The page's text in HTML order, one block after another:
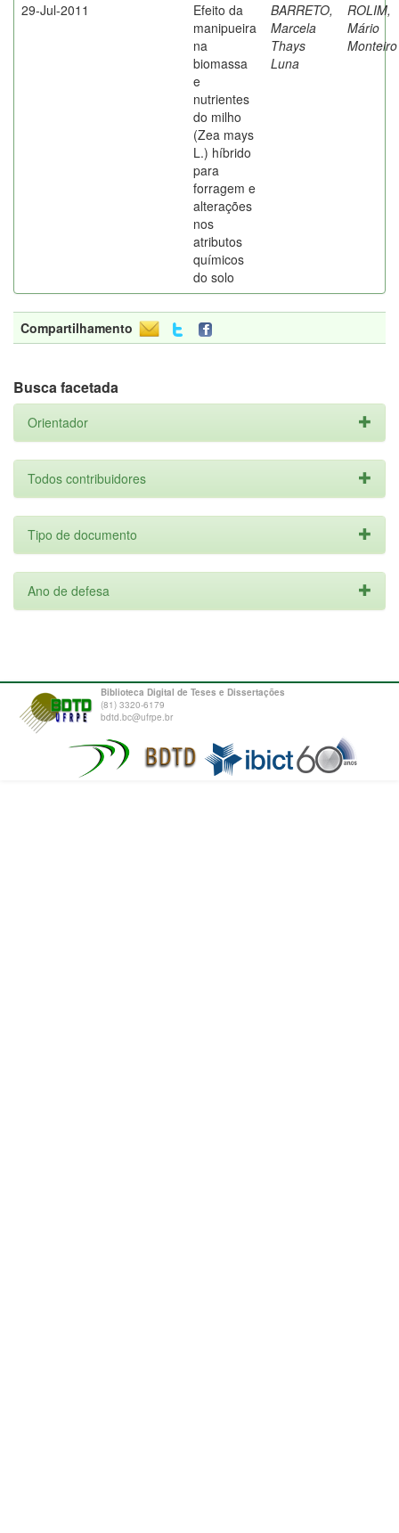
29-Jul-2011
Efeito da
manipueira
na
biomassa
e
nutrientes
do milho
(Zea mays
L.) híbrido
para
forragem e
alterações
nos
atributos
químicos
do solo
BARRETO,
Marcela
Thays
Luna
ROLIM,
Mário
Monteiro
Compartilhamento
Busca facetada
Orientador
Todos contribuidores
Tipo de documento
Ano de defesa
Biblioteca Digital de Teses e Dissertações
(81) 3320-6179
bdtd.bc@ufrpe.br